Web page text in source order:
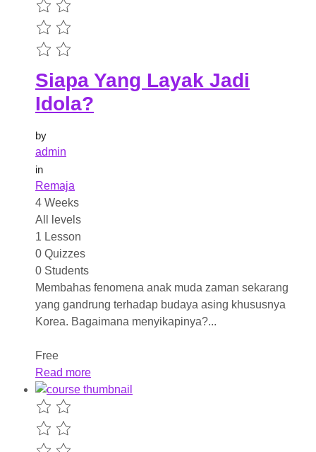
Siapa Yang Layak Jadi
Idola?
by
admin
in
Remaja
4 Weeks
All levels
1 Lesson
0 Quizzes
0 Students
Membahas fenomena anak muda zaman sekarang
yang gandrung terhadap budaya asing khususnya
Korea. Bagaimana menyikapinya?...
Free
Read more